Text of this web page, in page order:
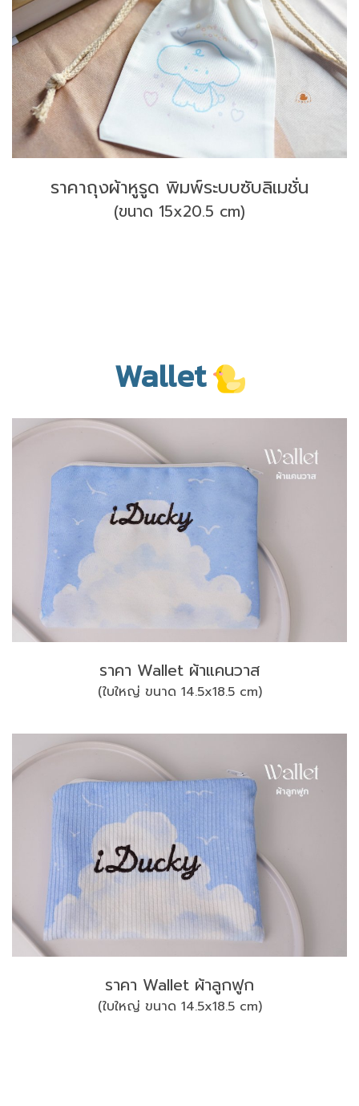
ราคาถุงผ้าหูรูด พิมพ์ระบบซับลิเมชั่น
(ขนาด 15x20.5 cm)
Wallet
ราคา Wallet ผ้าแคนวาส
(ใบใหญ่ ขนาด 14.5x18.5 cm)
ราคา Wallet ผ้าลูกฟูก
(ใบใหญ่ ขนาด 14.5x18.5 cm)